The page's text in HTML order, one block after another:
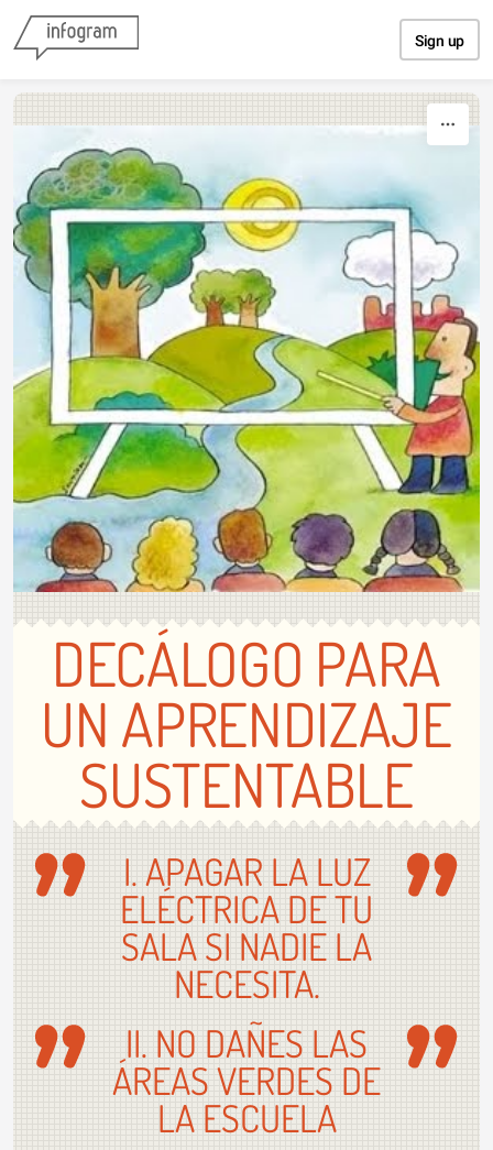
Sign up
DECÁLOGO PARA
UN APRENDIZAJE
SUSTENTABLE
I. APAGAR LA LUZ
ELÉCTRICA DE TU
SALA SI NADIE LA
NECESITA.
II. NO DAÑES LAS
ÁREAS VERDES DE
LA ESCUELA